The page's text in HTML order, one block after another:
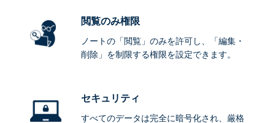
閲覧のみ権限
ノートの「閲覧」のみを許可し、「編集・
削除」を制限する権限を設定できます。
セキュリティ
すべてのデータは完全に暗号化され、厳格